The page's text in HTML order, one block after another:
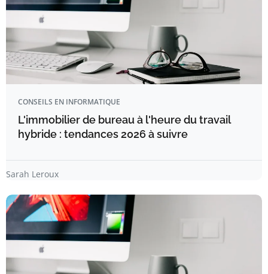
CONSEILS EN INFORMATIQUE
L'immobilier de bureau à l'heure du travail
hybride : tendances 2026 à suivre
Sarah Leroux